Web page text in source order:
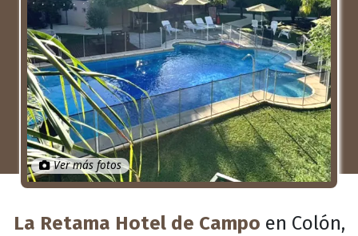
Anterior Próximo
Ver más fotos
La Retama Hotel de Campo en Colón,